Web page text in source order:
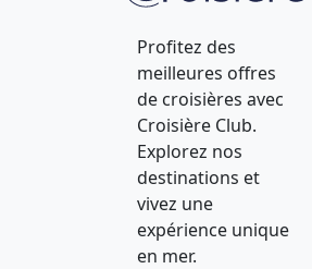
Profitez des
meilleures offres
de croisières avec
Croisière Club.
Explorez nos
destinations et
vivez une
expérience unique
en mer.